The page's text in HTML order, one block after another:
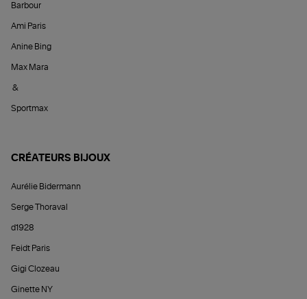
Barbour
Ami Paris
Anine Bing
Max Mara
&
Sportmax
CRÉATEURS BIJOUX
Aurélie Bidermann
Serge Thoraval
d1928
Feidt Paris
Gigi Clozeau
Ginette NY